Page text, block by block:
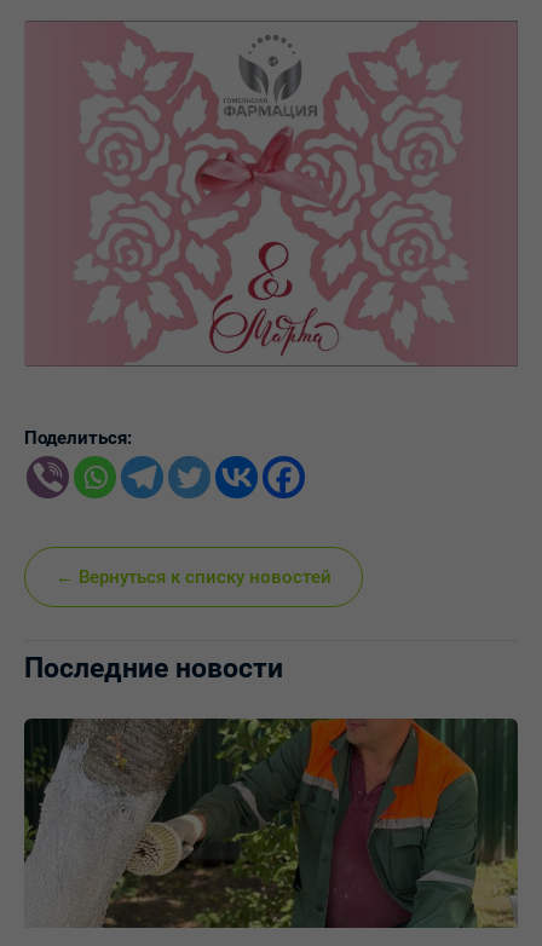
Поделиться:
← Вернуться к списку новостей
Последние новости